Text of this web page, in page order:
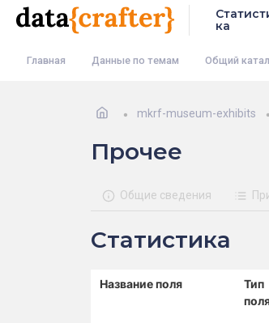
ка
Главная Данные по темам Общий
mkrf-museum-exhibits
Прочее
Общие сведения
Статистика
Название поля
Тип